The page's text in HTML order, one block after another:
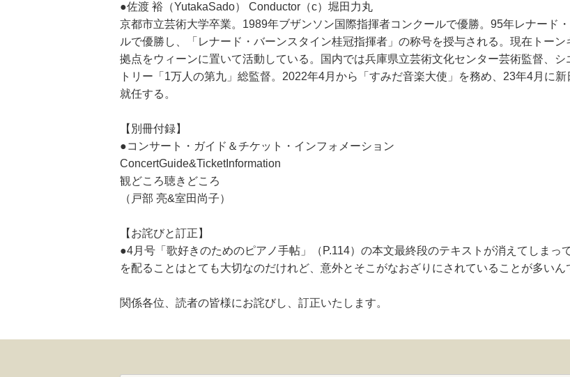
●佐渡 裕（YutakaSado） Conductor（c）堀田力丸
京都市立芸術大学卒業。1989年ブザンソン国際指揮者コンクールで優勝。95年レナード
ルで優勝し、「レナード・バーンスタイン桂冠指揮者」の称号を授与される。現在トー
拠点をウィーンに置いて活動している。国内では兵庫県立芸術文化センター芸術監督、
トリー「1万人の第九」総監督。2022年4月から「すみだ音楽大使」を務め、23年4月に
就任する。
【別冊付録】
●コンサート・ガイド＆チケット・インフォメーション
ConcertGuide&TicketInformation
観どころ聴きどころ
（戸部 亮&室田尚子）
【お詫びと訂正】
●4月号「歌好きのためのピアノ手帖」（P.114）の本文最終段のテキストが消えてしまっ
を配ることはとても大切なのだけれど、意外とそこがなおざりにされていることが多いん
関係各位、読者の皆様にお詫びし、訂正いたします。